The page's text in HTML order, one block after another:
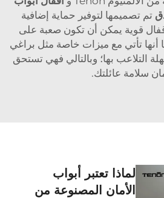
تم تصميمها لتوفير حماية إضافية
قوية يمكن أن تكون صعبة على
أنها تأتي مع ميزات خاصة مثل براغي
التلاعب بها؛ وبالتالي فهي تستحق
سلامة عائلتك.
لماذا تعتبر أبواب
الأمان المصنوعة من